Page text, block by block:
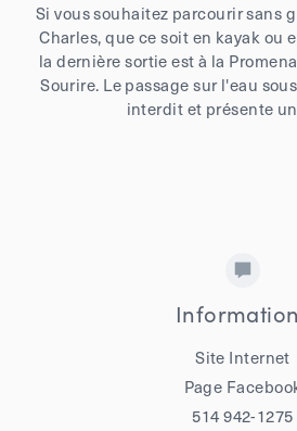
Si vous souhaitez parcourir sans
Charles, que ce soit en kayak ou
la dernière sortie est à la
Sourire. Le passage sur l'eau
interdit et présente
Site Internet
Page
514 942-1275